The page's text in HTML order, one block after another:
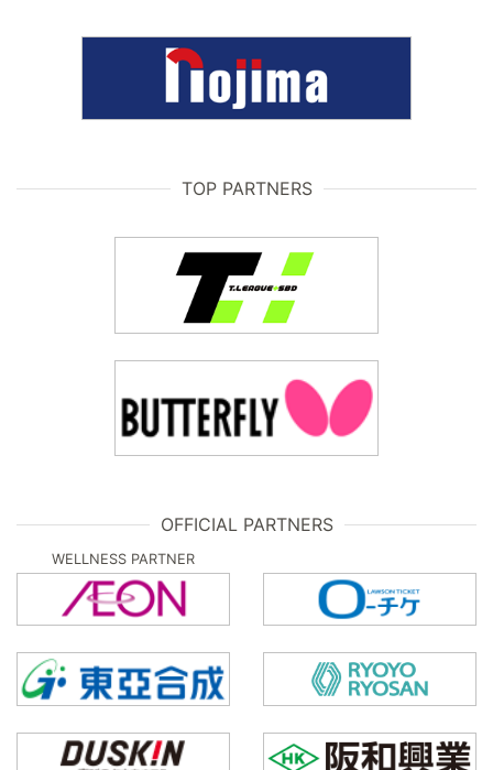
TOP PARTNERS
OFFICIAL PARTNERS
WELLNESS PARTNER